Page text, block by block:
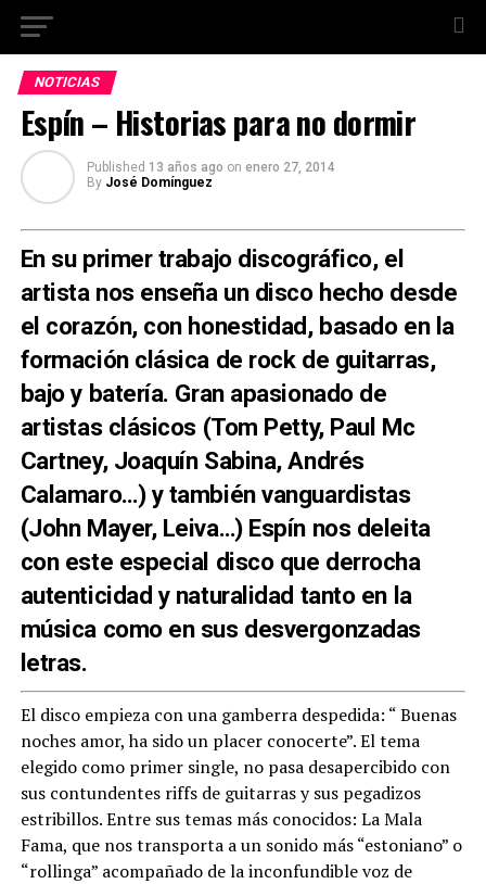
NOTICIAS
Espín – Historias para no dormir
Published 13 años ago on enero 27, 2014
By José Domínguez
En su primer trabajo discográfico, el
artista nos enseña un disco hecho desde
el corazón, con honestidad, basado en la
formación clásica de rock de guitarras,
bajo y batería. Gran apasionado de
artistas clásicos (Tom Petty, Paul Mc
Cartney, Joaquín Sabina, Andrés
Calamaro…) y también vanguardistas
(John Mayer, Leiva…) Espín nos deleita
con este especial disco que derrocha
autenticidad y naturalidad tanto en la
música como en sus desvergonzadas
letras.
El disco empieza con una gamberra despedida: “ Buenas
noches amor, ha sido un placer conocerte”. El tema
elegido como primer single, no pasa desapercibido con
sus contundentes riffs de guitarras y sus pegadizos
estribillos. Entre sus temas más conocidos: La Mala
Fama, que nos transporta a un sonido más “estoniano” o
“rollinga” acompañado de la inconfundible voz de